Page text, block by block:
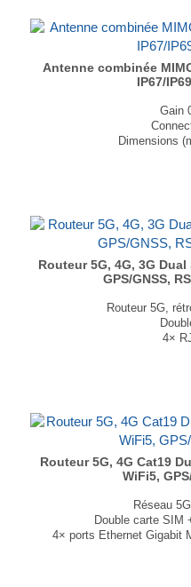
...
Antenne combinée
IP67/
Gain
Dimensions
Routeur 5G, 4G, 3G
GPS/GNSS,
Routeur 5G,
4×
...
Routeur 5G, 4G Cat19
WiFi5,
Réseau
Double carte SIM
4× ports Ethernet Gigabit